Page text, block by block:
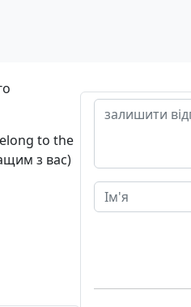
to the
з вас)